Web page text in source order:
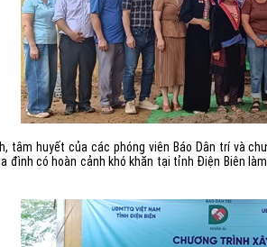
tâm huyết của các phóng viên Báo Dân trí và
đình có hoàn cảnh khó khăn tại tỉnh Điện Biên